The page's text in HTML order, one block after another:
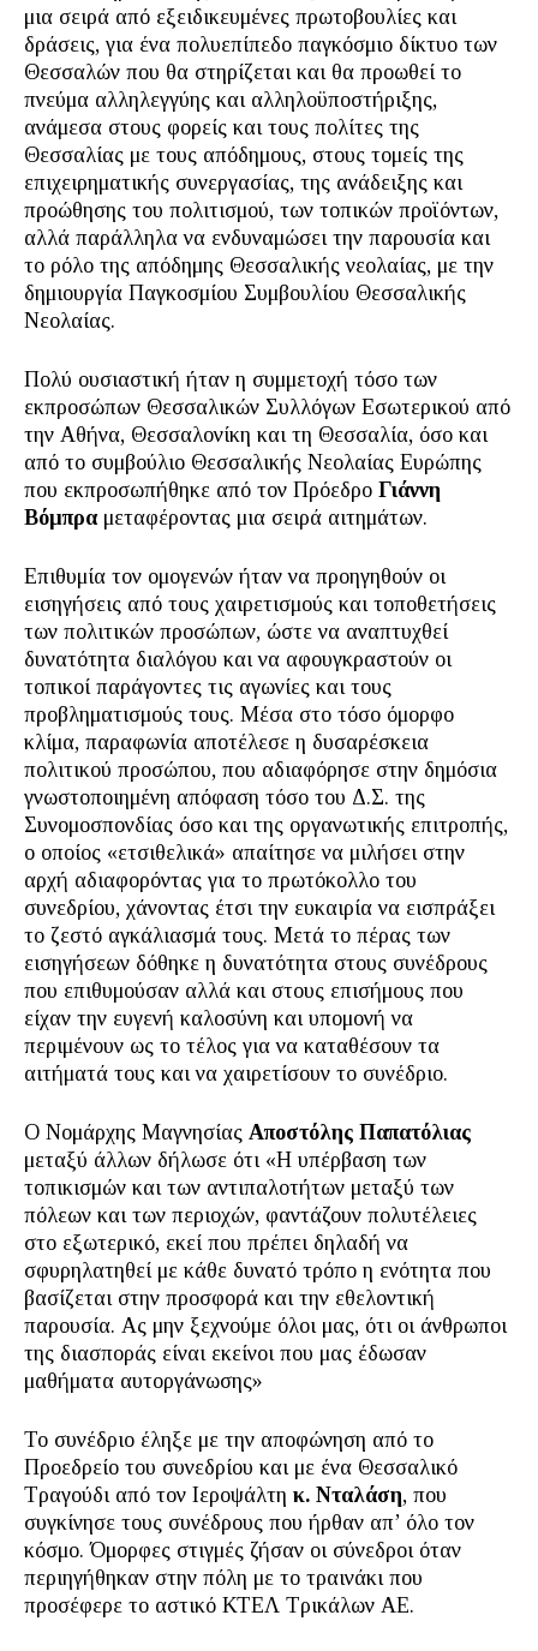
μια σειρά από εξειδικευμένες πρωτοβουλίες και
δράσεις, για ένα πολυεπίπεδο παγκόσμιο δίκτυο των
Θεσσαλών που θα στηρίζεται και θα προωθεί το
πνεύμα αλληλεγγύης και αλληλοϋποστήριξης,
ανάμεσα στους φορείς και τους πολίτες της
Θεσσαλίας με τους απόδημους, στους τομείς της
επιχειρηματικής συνεργασίας, της ανάδειξης και
προώθησης του πολιτισμού, των τοπικών προϊόντων,
αλλά παράλληλα να ενδυναμώσει την παρουσία και
το ρόλο της απόδημης Θεσσαλικής νεολαίας, με την
δημιουργία Παγκοσμίου Συμβουλίου Θεσσαλικής
Νεολαίας.
Πολύ ουσιαστική ήταν η συμμετοχή τόσο των
εκπροσώπων Θεσσαλικών Συλλόγων Εσωτερικού από
την Αθήνα, Θεσσαλονίκη και τη Θεσσαλία, όσο και
από το συμβούλιο Θεσσαλικής Νεολαίας Ευρώπης
που εκπροσωπήθηκε από τον Πρόεδρο Γιάννη
Βόμπραμεταφέροντας μια σειρά αιτημάτων.
Επιθυμία τον ομογενών ήταν να προηγηθούν οι
εισηγήσεις από τους χαιρετισμούς και τοποθετήσεις
των πολιτικών προσώπων, ώστε να αναπτυχθεί
δυνατότητα διαλόγου και να αφουγκραστούν οι
τοπικοί παράγοντες τις αγωνίες και τους
προβληματισμούς τους. Μέσα στο τόσο όμορφο
κλίμα, παραφωνία αποτέλεσε η δυσαρέσκεια
πολιτικού προσώπου, που αδιαφόρησε στην δημόσια
γνωστοποιημένη απόφαση τόσο του Δ.Σ. της
Συνομοσπονδίας όσο και της οργανωτικής επιτροπής,
ο οποίος «ετσιθελικά» απαίτησε να μιλήσει στην
αρχή αδιαφορόντας για το πρωτόκολλο του
συνεδρίου, χάνοντας έτσι την ευκαιρία να εισπράξει
το ζεστό αγκάλιασμά τους. Μετά το πέρας των
εισηγήσεων δόθηκε η δυνατότητα στους συνέδρους
που επιθυμούσαν αλλά και στους επισήμους που
είχαν την ευγενή καλοσύνη και υπομονή να
περιμένουν ως το τέλος για να καταθέσουν τα
αιτήματά τους και να χαιρετίσουν το συνέδριο.
Ο Νομάρχης Μαγνησίας Αποστόλης Παπατόλιας
μεταξύ άλλων δήλωσε ότι «Η υπέρβαση των
τοπικισμών και των αντιπαλοτήτων μεταξύ των
πόλεων και των περιοχών, φαντάζουν πολυτέλειες
στο εξωτερικό, εκεί που πρέπει δηλαδή να
σφυρηλατηθεί με κάθε δυνατό τρόπο η ενότητα που
βασίζεται στην προσφορά και την εθελοντική
παρουσία. Ας μην ξεχνούμε όλοι μας, ότι οι άνθρωποι
της διασποράς είναι εκείνοι που μας έδωσαν
μαθήματα αυτοργάνωσης»
Το συνέδριο έληξε με την αποφώνηση από το
Προεδρείο του συνεδρίου και με ένα Θεσσαλικό
Τραγούδι από τον Ιεροψάλτη κ. Νταλάση, που
συγκίνησε τους συνέδρους που ήρθαν απ’ όλο τον
κόσμο. Όμορφες στιγμές ζήσαν οι σύνεδροι όταν
περιηγήθηκαν στην πόλη με το τραινάκι που
προσέφερε το αστικό ΚΤΕΛ Τρικάλων ΑΕ.